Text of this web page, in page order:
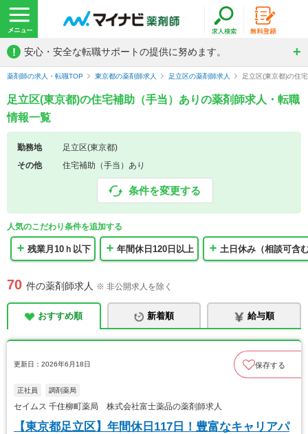
! 安心・安全な転職サポートの提供に努めます。
薬剤師の求人・転職TOP 東京都の薬剤師求人 足立区の薬剤師求人 足立区(東京都)の住
足立区(東京都)の住宅補助（手当）ありの薬剤師求人・転職
情報一覧
勤務地
足立区(東京都)
その他
住宅補助（手当）あり
条件を変更する
人気のこだわり条件を追加する
残業月10ｈ以下 年間休日120日以上 土日休み（相談可含
70 件の薬剤師求人 ※ 非公開求人を除く
おすすめ順 新着順 給与順
更新日：2026年6月18日 保存する
正社員 調剤薬局
セイムス 千住柳町薬局 株式会社富士薬品の薬剤師求人
【東京都足立区】年間休日117日！豊富なキャリアパ